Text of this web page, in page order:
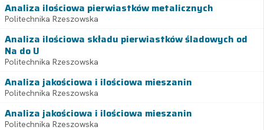
Analiza ilościowa pierwiastków metalicznych
Politechnika Rzeszowska
Analiza ilościowa składu pierwiastków śladowych od
Na do U
Politechnika Rzeszowska
Analiza jakościowa i ilościowa mieszanin
Politechnika Rzeszowska
Analiza jakościowa i ilościowa mieszanin
Politechnika Rzeszowska